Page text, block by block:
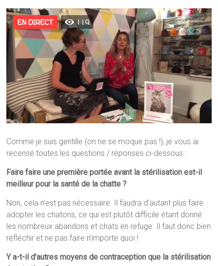
Comme je suis gentille (on ne se moque pas !), je vous ai
recensé toutes les questions / réponses ci-dessous :
Faire faire une première portée avant la stérilisation est-il
meilleur pour la santé de la chatte ?
Non, cela n’est pas nécessaire. Il faudra d’autant plus faire
adopter les chatons, ce qui est plutôt difficile étant donné
les nombreux abandons et chats en refuge. Il faut donc bien
réfléchir et ne pas faire n’importe quoi !
Y a-t-il d’autres moyens de contraception que la stérilisation